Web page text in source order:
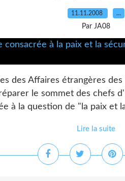
11.11.2008 …
Par JA08
des Affaires étrangères
le sommet des chefs
à la question de "la paix et
Lire la suite